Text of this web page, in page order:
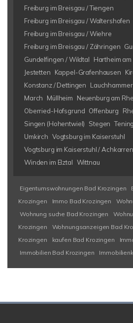
Freiburg im Breisgau / Tiengen
Freiburg im Breisgau / Waltershofen
Freiburg im Breisgau / Wiehre
Freiburg im Breisgau / Zähringen
Gundelfingen / Wildtal
Hartheim am
Jestetten
Kappel-Grafenhausen
Konstanz / Dettingen
Lauchhammer
March
Müllheim
Neuenburg am
Oberried-Hofsgrund Offenburg
Singen (Hohentwiel)
Stegen
Umkirch Vogtsburg im Kaiserstuhl
Vogtsburg im Kaiserstuhl / Achkarren
Winden im Elztal Wittnau
Eigentumswohnungen Bad Krozingen
Krozingen
Immo Bad Krozingen
Wohnung suche Bad Krozingen
Krozingen
Wohnungsanzeigen Bad
Krozingen
kaufen Bad Krozingen
Immobilien Bad Krozingen